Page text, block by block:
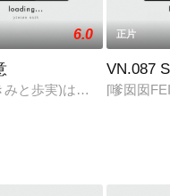
被杀死于是他阴魂不算
6.0
みと歩実)は婚活パーティ
正片
VN.087
[嗲囡囡